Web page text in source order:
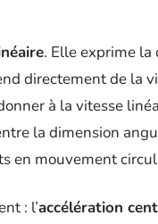
. Elle exprime la
directement de la
à la vitesse
la dimension
en mouvement
: l’accélération